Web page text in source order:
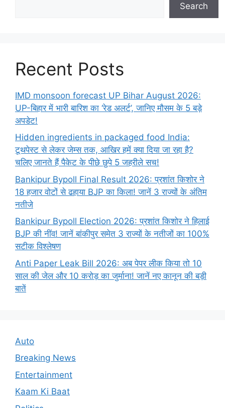
Search
Recent Posts
IMD monsoon forecast UP Bihar August 2026:
UP-बिहार में भारी बारिश का ‘रेड अलर्ट’, जानिए मौसम के 5 बड़े
अपडेट!
Hidden ingredients in packaged food India:
टूथपेस्ट से लेकर जेम्स तक, आखिर हमें क्या दिया जा रहा है?
चलिए जानते हैं पैकेट के पीछे छुपे 5 जहरीले सच!
Bankipur Bypoll Final Result 2026: प्रशांत किशोर ने
18 हजार वोटों से ढहाया BJP का किला! जानें 3 राज्यों के अंतिम
नतीजे
Bankipur Bypoll Election 2026: प्रशांत किशोर ने हिलाई
BJP की नींव! जानें बांकीपुर समेत 3 राज्यों के नतीजों का 100%
सटीक विश्लेषण
Anti Paper Leak Bill 2026: अब पेपर लीक किया तो 10
साल की जेल और 10 करोड़ का जुर्माना! जानें नए कानून की बड़ी
बातें
Auto
Breaking News
Entertainment
Kaam Ki Baat